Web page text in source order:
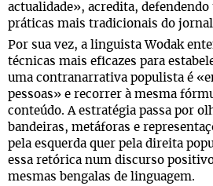
actualidade», acredita, defendendo
práticas mais tradicionais do
Por sua vez, a linguista Wodak
técnicas mais eficazes para
uma contranarrativa populista é
pessoas» e recorrer à mesma
conteúdo. A estratégia passa por
bandeiras, metáforas e
pela esquerda quer pela direita
essa retórica num discurso
mesmas bengalas de linguagem.